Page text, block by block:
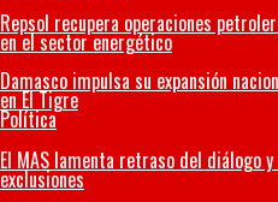
Repsol recupera operaciones
en el sector energético
Damasco impulsa su expansión
en El Tigre
Política
El MAS lamenta retraso del diálogo
exclusiones